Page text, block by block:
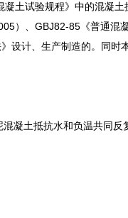
试验规程》中的混凝土
）、GBJ82-85《普通混
设计、生产制造的。同
土抵抗水和负温共同反